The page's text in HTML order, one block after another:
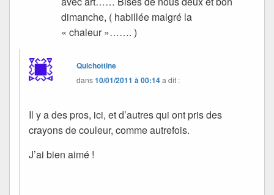
dimanche, ( habillée malgré la
« chaleur »……. )
Quichottine
dans10/01/2011 à 00:14a dit :
Il y a des pros, ici, et d’autres qui ont pris des
crayons de couleur, comme autrefois.
J’ai bien aimé !